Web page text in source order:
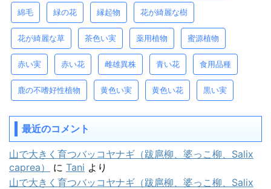
綿毛 緑の花 縁起物 花が綺麗な樹
花が綺麗な草 茶色い実 薬用植物 蜜源植物
赤い実 赤い花 雌雄異株 青い花 食用品種
鹿の不嗜好性植物 黄色い実 黄色い花 黒い実
最近のコメント
山で大きく育つバッコヤナギ（跋扈柳、婆っこ柳、Salix
caprea）
に Tani より
山で大きく育つバッコヤナギ（跋扈柳、婆っこ柳、Salix